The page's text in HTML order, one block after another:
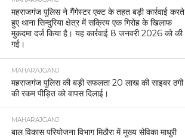
महराजगंज पुलिस ने गैंगेस्टर एक्ट के तहत बड़ी कार्रवाई करते
हुए थाना सिन्दुरिया क्षेत्र में सक्रिय एक गिरोह के खिलाफ
मुकदमा दर्ज किया है। यह कार्रवाई 8 जनवरी 2026 को की
गई।
MAHARAJGANJ
महराजगंज पुलिस की बड़ी सफलता 20 लाख की साइबर ठगी
की रकम पीड़ित को वापस दिलाई।
MAHARAJGANJ
बाल विकास परियोजना विभाग मिठौरा में मुख्य सेविका माधुरी